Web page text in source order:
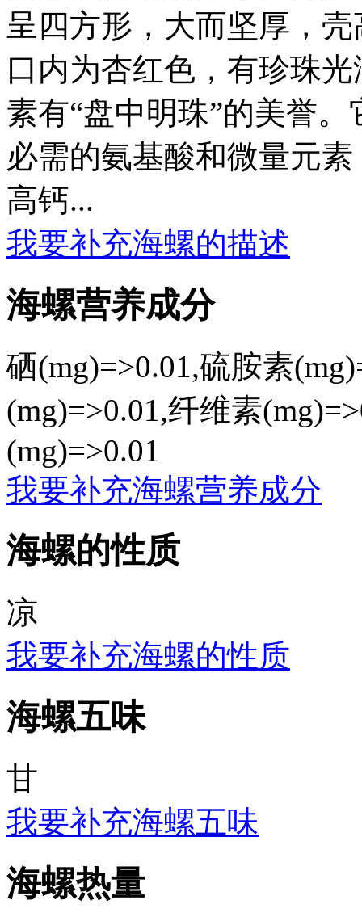
呈四方形，大而坚厚，
口内为杏红色，有珍珠
素有“盘中明珠”的美誉
必需的氨基酸和微量元
高钙...
我要补充海螺的描述
海螺营养成分
硒(mg)=>0.01,硫胺素
(mg)=>0.01,纤维素
(mg)=>0.01
我要补充海螺营养成分
海螺的性质
凉
我要补充海螺的性质
海螺五味
甘
我要补充海螺五味
海螺热量